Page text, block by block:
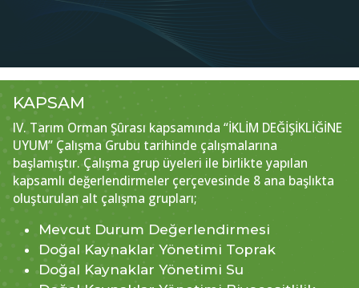
KAPSAM
IV. Tarım Orman Şûrası kapsamında “İKLİM DEĞİŞİKLİĞİNE
UYUM” Çalışma Grubu tarihinde çalışmalarına
başlamıştır. Çalışma grup üyeleri ile birlikte yapılan
kapsamlı değerlendirmeler çerçevesinde 8 ana başlıkta
oluşturulan alt çalışma grupları;
Mevcut Durum Değerlendirmesi
Doğal Kaynaklar Yönetimi Toprak
Doğal Kaynaklar Yönetimi Su